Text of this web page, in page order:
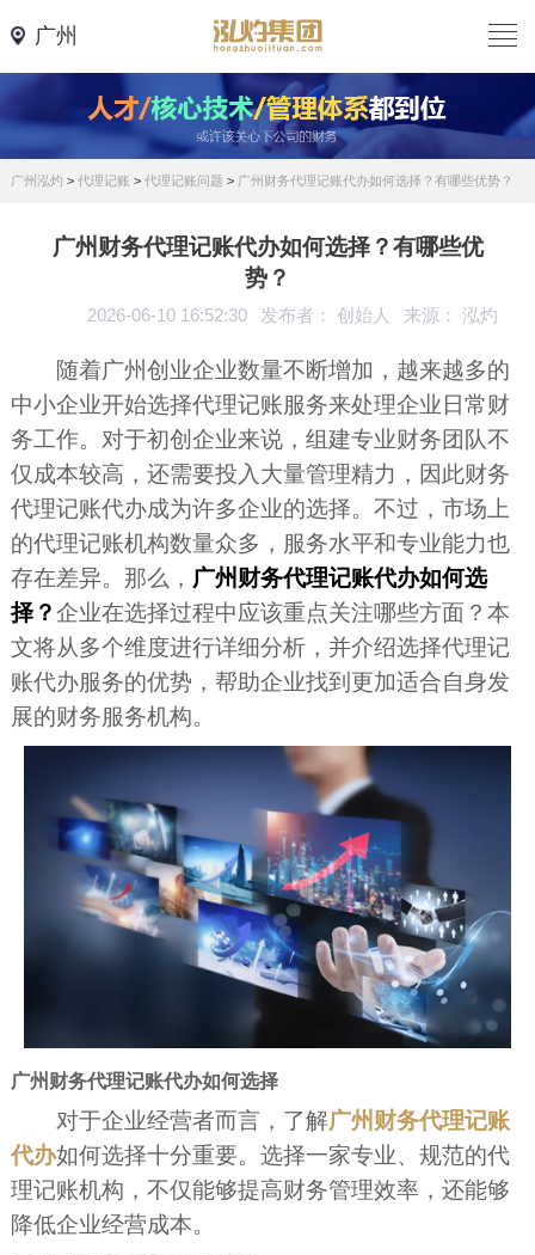
广州
广州泓灼 > 代理记账 > 代理记账问题 > 广州财务代理记账代办如何选择？有哪些优势？
广州财务代理记账代办如何选择？有哪些优
势？
2026-06-10 16:52:30 发布者： 创始人 来源： 泓灼
随着广州创业企业数量不断增加，越来越多的
中小企业开始选择代理记账服务来处理企业日常财
务工作。对于初创企业来说，组建专业财务团队不
仅成本较高，还需要投入大量管理精力，因此财务
代理记账代办成为许多企业的选择。不过，市场上
的代理记账机构数量众多，服务水平和专业能力也
存在差异。那么， 广州财务代理记账代办如何选
择？企业在选择过程中应该重点关注哪些方面？本
文将从多个维度进行详细分析，并介绍选择代理记
账代办服务的优势，帮助企业找到更加适合自身发
展的财务服务机构。
广州财务代理记账代办如何选择
对于企业经营者而言，了解广州财务代理记账
代办如何选择十分重要。选择一家专业、规范的代
理记账机构，不仅能够提高财务管理效率，还能够
降低企业经营成本。